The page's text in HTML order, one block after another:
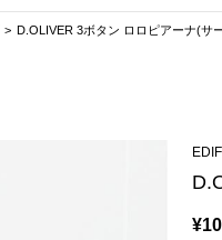
D.OLIVER 3ボタン ロロピアーナ(サ
¥